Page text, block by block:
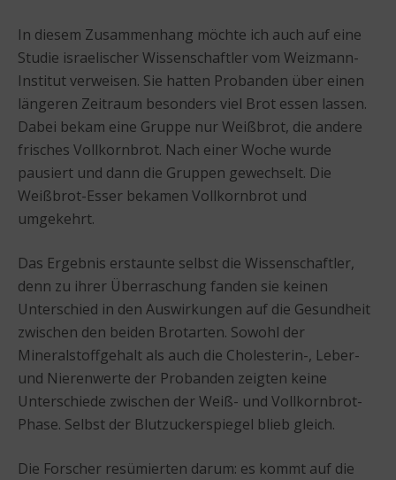
In diesem Zusammenhang möchte ich auch auf eine
Studie israelischer Wissenschaftler vom Weizmann-
Institut verweisen. Sie hatten Probanden über einen
längeren Zeitraum besonders viel Brot essen lassen.
Dabei bekam eine Gruppe nur Weißbrot, die andere
frisches Vollkornbrot. Nach einer Woche wurde
pausiert und dann die Gruppen gewechselt. Die
Weißbrot-Esser bekamen Vollkornbrot und
umgekehrt.
Das Ergebnis erstaunte selbst die Wissenschaftler,
denn zu ihrer Überraschung fanden sie keinen
Unterschied in den Auswirkungen auf die Gesundheit
zwischen den beiden Brotarten. Sowohl der
Mineralstoffgehalt als auch die Cholesterin-, Leber-
und Nierenwerte der Probanden zeigten keine
Unterschiede zwischen der Weiß- und Vollkornbrot-
Phase. Selbst der Blutzuckerspiegel blieb gleich.
Die Forscher resümierten darum: es kommt auf die